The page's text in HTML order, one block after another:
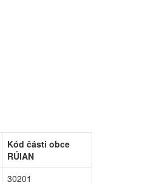
Kód části obce
RÚIAN
30201